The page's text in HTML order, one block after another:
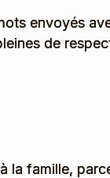
envoyés
de
la famille,